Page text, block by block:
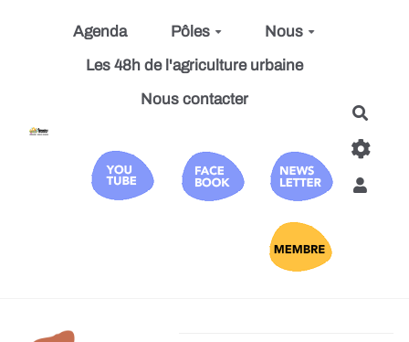
Aller au contenu principal
Agenda Pôles
Nous
Les 48h de l'agriculture urbaine
Nous contacter